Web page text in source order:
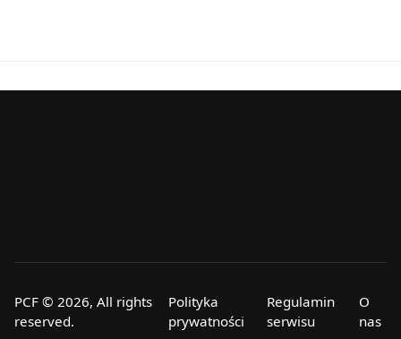
PCF © 2026, All rights
reserved.
Polityka
prywatności
Regulamin
serwisu
O
nas